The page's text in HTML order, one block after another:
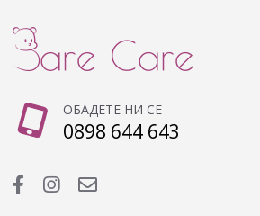
ОБАДЕТЕ НИ СЕ
0898 644 643